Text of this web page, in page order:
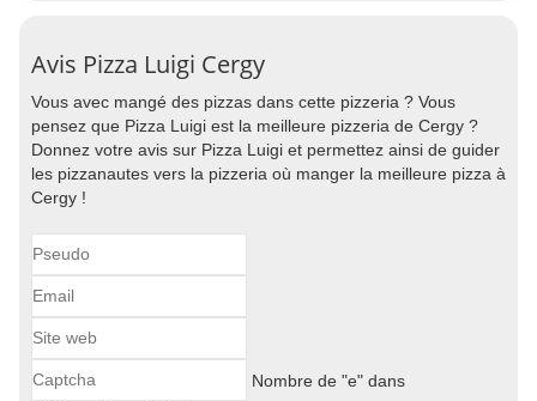
Avis Pizza Luigi Cergy
Vous avec mangé des pizzas dans cette pizzeria ? Vous
pensez que Pizza Luigi est la meilleure pizzeria de Cergy ?
Donnez votre avis sur Pizza Luigi et permettez ainsi de guider
les pizzanautes vers la pizzeria où manger la meilleure pizza à
Cergy !
Nombre de "e" dans